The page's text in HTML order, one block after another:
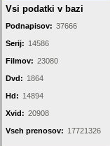
Vsi podatki v bazi
Podnapisov: 37666
Serij: 14586
Filmov: 23080
Dvd: 1864
Hd: 14894
Xvid: 20908
Vseh prenosov: 17721326